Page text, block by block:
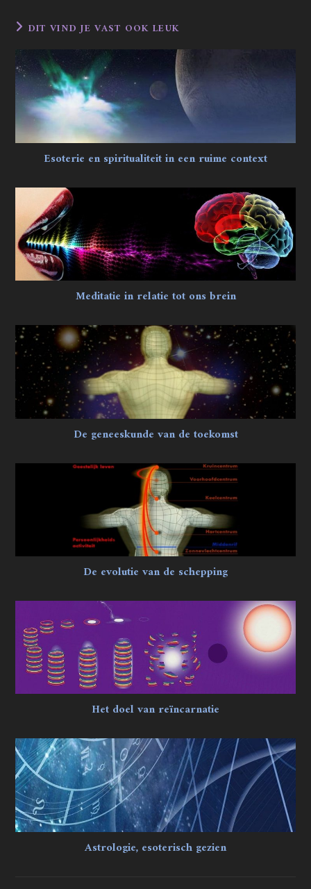
DIT VIND JE VAST OOK LEUK
Esoterie en spiritualiteit in een ruime context
Meditatie in relatie tot ons brein
De geneeskunde van de toekomst
De evolutie van de schepping
Het doel van reïncarnatie
Astrologie, esoterisch gezien